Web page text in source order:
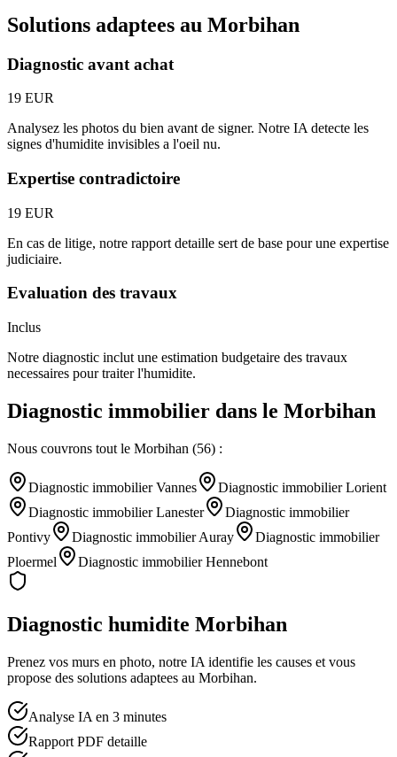
Solutions adaptees au Morbihan
Diagnostic avant achat
19 EUR
Analysez les photos du bien avant de signer. Notre IA detecte les
signes d'humidite invisibles a l'oeil nu.
Expertise contradictoire
19 EUR
En cas de litige, notre rapport detaille sert de base pour une expertise
judiciaire.
Evaluation des travaux
Inclus
Notre diagnostic inclut une estimation budgetaire des travaux
necessaires pour traiter l'humidite.
Diagnostic immobilier dans le Morbihan
Nous couvrons tout le Morbihan (56) :
Diagnostic immobilier Vannes Diagnostic immobilier Lorient
Diagnostic immobilier Lanester
Diagnostic immobilier
Pontivy
Diagnostic immobilier Auray
Diagnostic immobilier
Ploermel
Diagnostic immobilier Hennebont
Diagnostic humidite Morbihan
Prenez vos murs en photo, notre IA identifie les causes et vous
propose des solutions adaptees au Morbihan.
Analyse IA en 3 minutes
Rapport PDF detaille